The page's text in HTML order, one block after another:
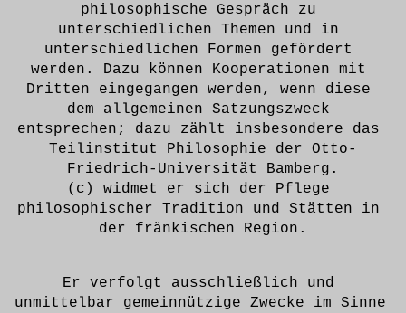
philosophische Gespräch zu
unterschiedlichen Themen und in
unterschiedlichen Formen gefördert
werden. Dazu können Kooperationen mit
Dritten eingegangen werden, wenn diese
dem allgemeinen Satzungszweck
entsprechen; dazu zählt insbesondere das
Teilinstitut Philosophie der Otto-
Friedrich-Universität Bamberg.
(c) widmet er sich der Pflege
philosophischer Tradition und Stätten in
der fränkischen Region.
Er verfolgt ausschließlich und
unmittelbar gemeinnützige Zwecke im Sinne